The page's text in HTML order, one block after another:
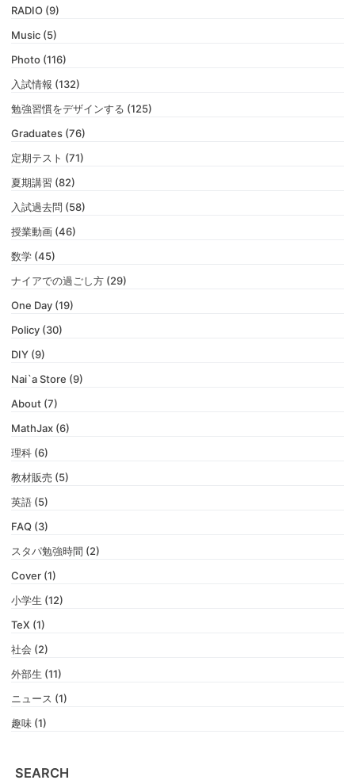
RADIO (9)
Music (5)
Photo (116)
入試情報 (132)
勉強習慣をデザインする (125)
Graduates (76)
定期テスト (71)
夏期講習 (82)
入試過去問 (58)
授業動画 (46)
数学 (45)
ナイアでの過ごし方 (29)
One Day (19)
Policy (30)
DIY (9)
Nai`a Store (9)
About (7)
MathJax (6)
理科 (6)
教材販売 (5)
英語 (5)
FAQ (3)
スタパ勉強時間 (2)
Cover (1)
小学生 (12)
TeX (1)
社会 (2)
外部生 (11)
ニュース (1)
趣味 (1)
SEARCH